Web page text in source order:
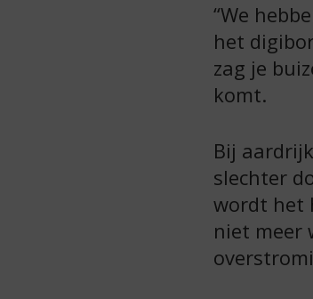
“We
het
zag je
komt.
Bij
slechter
wordt het
niet meer